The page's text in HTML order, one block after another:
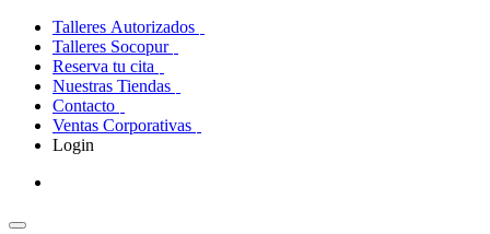
Talleres Autorizados
Talleres Socopur
Reserva tu cita
Nuestras Tiendas
Contacto
Ventas Corporativas
Login